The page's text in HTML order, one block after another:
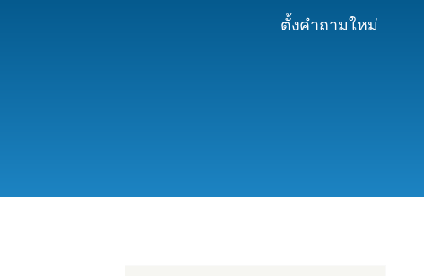
ตั้งคำถามใหม่